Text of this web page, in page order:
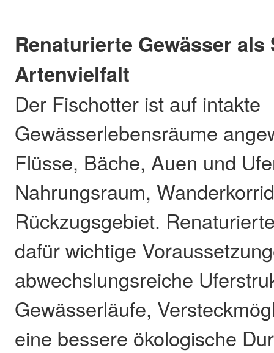
Renaturierte Gewässer
Artenvielfalt
Der Fischotter ist auf intakte
Gewässerlebensräume
Flüsse, Bäche, Auen und
Nahrungsraum,
Rückzugsgebiet.
dafür wichtige
abwechslungsreiche
Gewässerläufe,
eine bessere ökologische